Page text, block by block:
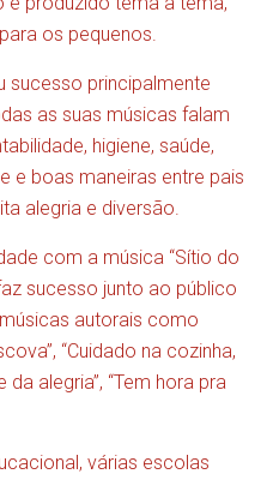
os pequenos.
sucesso principalmente
as suas músicas falam
higiene, saúde,
e boas maneiras entre pais
alegria e diversão.
com a música “Sítio do
sucesso junto ao público
autorais como
“Cuidado na cozinha,
da alegria”, “Tem hora pra
várias escolas